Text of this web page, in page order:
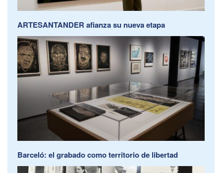
ARTESANTANDER afianza su nueva etapa
Barceló: el grabado como territorio de libertad